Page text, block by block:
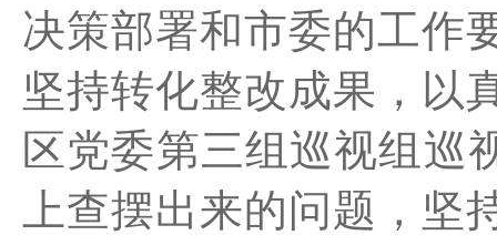
决策部署和市委的工作
坚持转化整改成果，以
区党委第三组巡视组 巡
上查摆出来的问题， 坚